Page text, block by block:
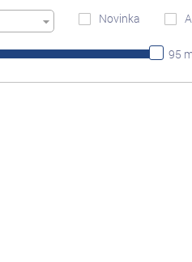
Novinka
95